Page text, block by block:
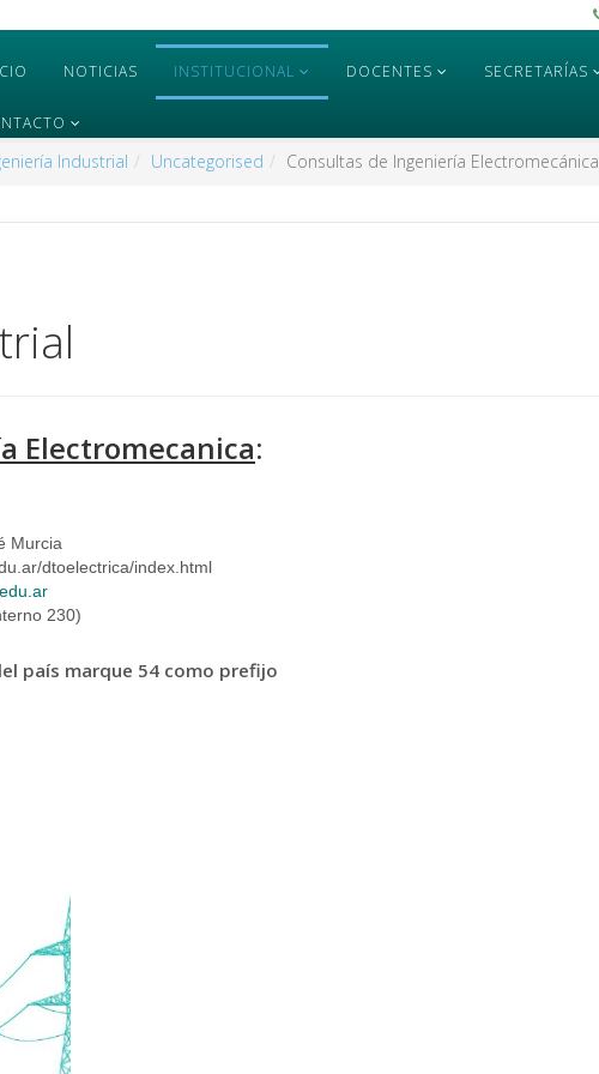
NOTICIAS INSTITUCIONAL DOCENTES SECRETARÍAS
Industrial Uncategorised Consultas de Ingeniería Electromecánica
Electromecanica:
Murcia
dtoelectrica/index.html
230)
país marque 54 como prefijo